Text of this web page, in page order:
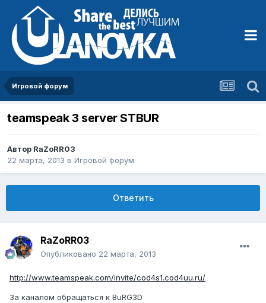
Игровой форум
teamspeak 3 server STBUR
Автор RaZoRR03
22 марта, 2013 в Игровой форум
Ответить
RaZoRR03
Опубликовано 22 марта, 2013
http://www.teamspeak.com/invite/cod4s1.cod4uu.ru/
За каналом обращаться к BuRG3D